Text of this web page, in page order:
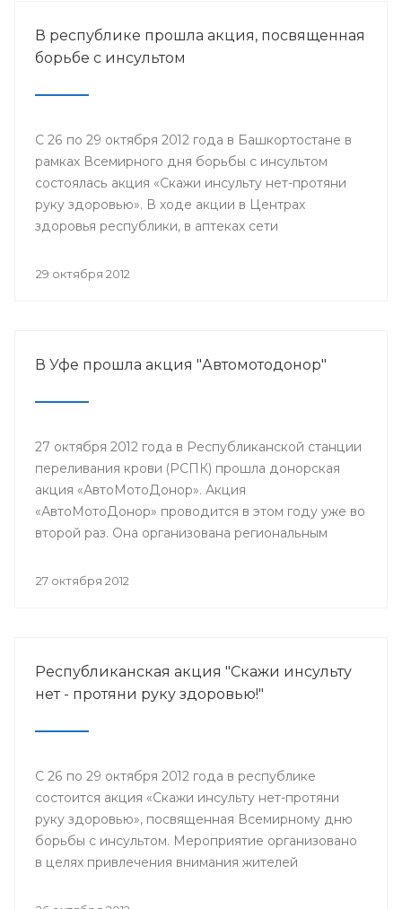
В республике прошла акция, посвященная
борьбе с инсультом
С 26 по 29 октября 2012 года в Башкортостане в
рамках Всемирного дня борьбы с инсультом
состоялась акция «Скажи инсульту нет-протяни
руку здоровью». В ходе акции в Центрах
здоровья республики, в аптеках сети
измерение артериального давления, пульса,
заболеваний, о мерах первичной профилактики
инсульта.
29 октября 2012
В Уфе прошла акция "Автомотодонор"
27 октября 2012 года в Республиканской станции
переливания крови (РСПК) прошла донорская
акция «АвтоМотоДонор». Акция
«АвтоМотоДонор» проводится в этом году уже во
второй раз. Она организована региональным
«Федерация автовладельцев России» совместно
крови и ее компонентов в России, реализуемой
Министерством здравоохранения Российской
Федерации и ФМБА России с 2008 года.
27 октября 2012
Республиканская акция "Скажи инсульту
нет - протяни руку здоровью!"
С 26 по 29 октября 2012 года в республике
состоится акция «Скажи инсульту нет-протяни
руку здоровью», посвященная Всемирному дню
борьбы с инсультом. Мероприятие организовано
в целях привлечения внимания жителей
цереброваскулярных заболеваний и инсульта,